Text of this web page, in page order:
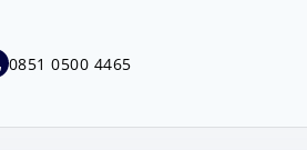
0851 0500 4465